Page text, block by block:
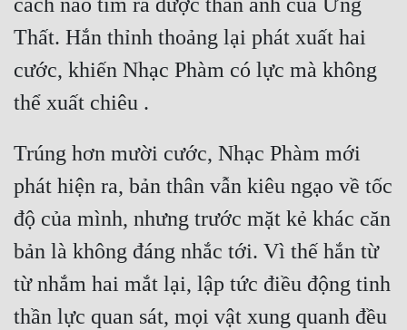
cách nào tìm ra được thân ảnh của Ưng
Thất. Hắn thỉnh thoảng lại phát xuất hai
cước, khiến Nhạc Phàm có lực mà không
thể xuất chiêu .
Trúng hơn mười cước, Nhạc Phàm mới
phát hiện ra, bản thân vẫn kiêu ngạo về tốc
độ của mình, nhưng trước mặt kẻ khác căn
bản là không đáng nhắc tới. Vì thế hắn từ
từ nhắm hai mắt lại, lập tức điều động tinh
thần lực quan sát, mọi vật xung quanh đều